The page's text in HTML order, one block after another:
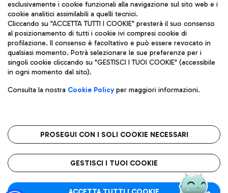
Gelateria
Wine Bar & Sparkling
Autobus
Scopri le linee di autobus per raggiungere l'aeroporto
Leonardo Da Vinci.
Raggiungi l’aeroporto senza pensieri con il servizio di taxi a
Ristoranti
Scopri la nostra offerta per una pausa gustosa in aeroporto
Mappa Aeroporto Fiumicino
Aeroporti di Roma S.p.A. - Società soggetta a direzione e
coordinamento di Mundys S.p.A.
Codice fiscale e Registro delle Imprese di Roma 13032990155 P.
IVA 06572251004
Capitale sociale 62.224.743,00 int. vers.
Sede legale: Via Pier Paolo Racchetti 1 - 00054 Fiumicino (RM)
telefono +39 06 65951
Privacy policy
Note legali
Roma FCO
L'aeroporto stellato
esclusivamente i cookie funzionali alla navigazione sul sito web e i
cookie analitici assimilabili a quelli tecnici.
Cliccando su "ACCETTA TUTTI I COOKIE" presterà il suo consenso
al posizionamento di tutti i cookie ivi compresi cookie di
profilazione. Il consenso è facoltativo e può essere revocato in
qualsiasi momento. Potrà selezionare le sue preferenze per i
singoli cookie cliccando su "GESTISCI I TUOI COOKIE" (accessibile
in ogni momento dal sito).
Consulta la nostra Cookie Policyper maggiori informazioni.
PROSEGUI CON I SOLI COOKIE NECESSARI
GESTISCI I TUOI COOKIE